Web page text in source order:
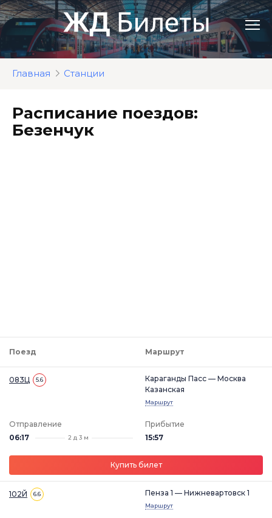
Перейти
к
контенту
Главная Станции
Расписание поездов:
Безенчук
Поезд Маршрут
083Ц 5.6
Караганды Пасс — Москва
Казанская
Маршрут
Отправление
06:17
2 д 3 м
Прибытие
15:57
Купить билет
102Й 6.6 Пенза 1 — Нижневартовск 1
Маршрут